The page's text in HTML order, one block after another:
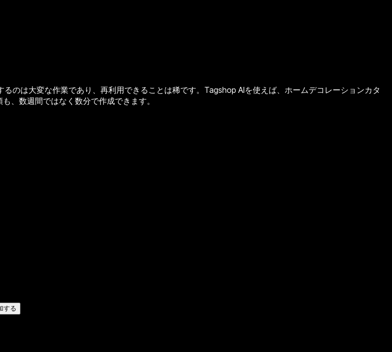
のは大変な作業であり、再利用できることは稀です。Tagshop AIを使えば、ホームデコレーションカタ
、数週間ではなく数分で作成できます。
する